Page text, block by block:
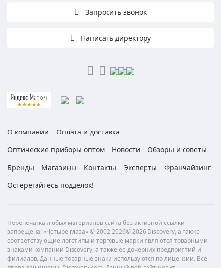
Запросить звонок
Написать директору
О компании
Оплата и доставка
Оптические приборы оптом
Новости
Обзоры и советы
Бренды
Магазины Контакты Эксперты
Франчайзинг
Остерегайтесь подделок!
Перепечатка любых материалов сайта без активной ссылки
запрещена! «Четыре глаза» © 2002-2026© 2026 Discovery, а также
соответствующие логотипы и торговые марки являются товарными
знаками компании Discovery, а также ее дочерних предприятий и
филиалов. Данные товарные знаки используются по лицензии. Все